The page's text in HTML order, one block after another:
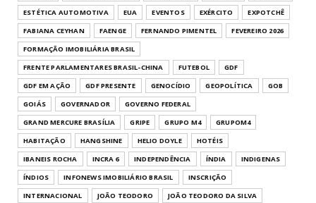
ESTÉTICA AUTOMOTIVA
EUA EVENTOS EXÉRCITO
EXPOTCHÊ
FABIANA CEYHAN
FAENGE FERNANDO PIMENTEL
FEVEREIRO 2026
FORMAÇÃO IMOBILIÁRIA BRASIL
FRENTE PARLAMENTARES BRASIL-CHINA
FUTEBOL
GDF
GDF EM AÇÃO
GDF PRESENTE GENOCÍDIO GEOPOLÍTICA
GOB
GOIÁS
GOVERNADOR
GOVERNO FEDERAL
GRAND MERCURE BRASÍLIA
GRIPE GRUPO M4
GRUPOM4
HABITAÇÃO
HANGSHINE HELIO DOYLE
HOTÉIS
IBANEIS ROCHA
INCRA 6 INDEPENDÊNCIA ÍNDIA
INDIGENAS
ÍNDIOS
INFONEWS IMOBILIÁRIO BRASIL
INSCRIÇÃO
INTERNACIONAL
JOÃO TEODORO
JOÃO TEODORO DA SILVA